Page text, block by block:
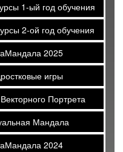
1-ый год обучения
2-ой год обучения
2025
игры
Портрета
Мандала
2024